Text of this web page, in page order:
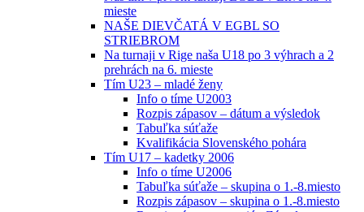
mieste
NAŠE DIEVČATÁ V EGBL SO
STRIEBROM
Na turnaji v Rige naša U18 po 3 výhrach a 2
prehrách na 6. mieste
Tím U23 – mladé ženy
Info o tíme U2003
Rozpis zápasov – dátum a výsledok
Tabuľka súťaže
Kvalifikácia Slovenského pohára
Tím U17 – kadetky 2006
Info o tíme U2006
Tabuľka súťaže – skupina o 1.-8.miesto
Rozpis zápasov – skupina o 1.-8.miesto